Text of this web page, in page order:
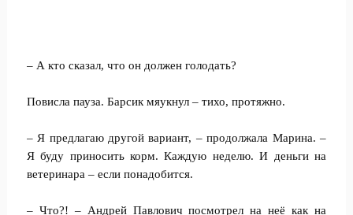
– А кто сказал, что он должен голодать?
Повисла пауза. Барсик мяукнул – тихо, протяжно.
– Я предлагаю другой вариант, – продолжала Марина. –
Я буду приносить корм. Каждую неделю. И деньги на
ветеринара – если понадобится.
– Что?! – Андрей Павлович посмотрел на неё как на